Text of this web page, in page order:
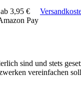
ab 3,95 €
Pay
sind und stets
vereinfachen